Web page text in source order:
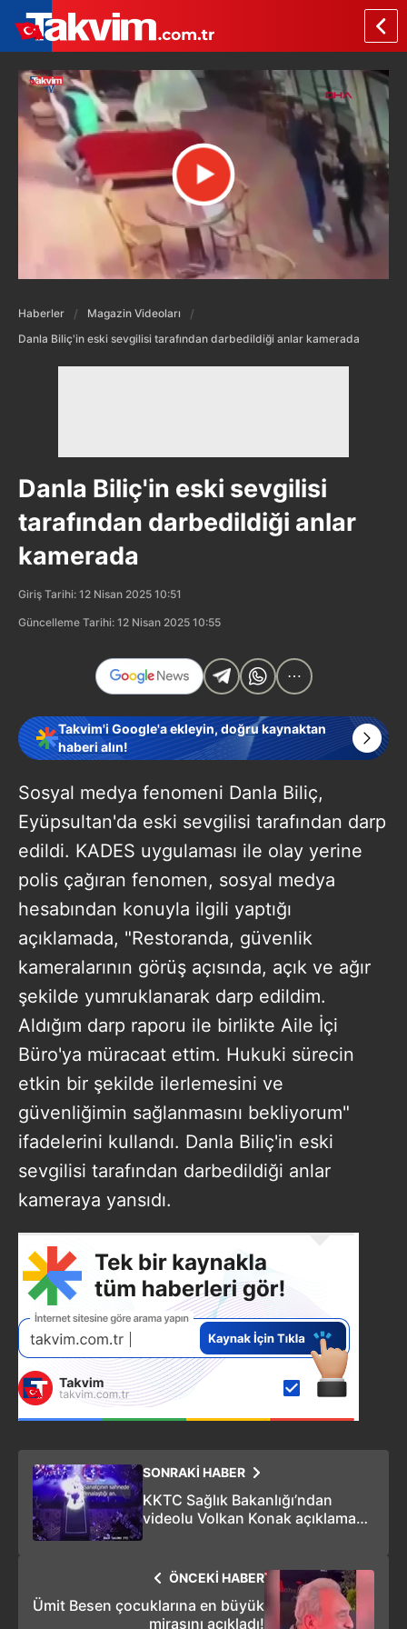
Haberler
Magazin Videoları
Danla Biliç'in eski sevgilisi tarafından darbedildiği anlar kamerada
Danla Biliç'in eski sevgilisi
tarafından darbedildiği anlar
kamerada
Giriş Tarihi: 12 Nisan 2025 10:51
Güncelleme Tarihi: 12 Nisan 2025 10:55
Takvim'i Google'a ekleyin, doğru kaynaktan
haberi alın!
Sosyal medya fenomeni Danla Biliç,
Eyüpsultan'da eski sevgilisi tarafından darp
edildi. KADES uygulaması ile olay yerine
polis çağıran fenomen, sosyal medya
hesabından konuyla ilgili yaptığı
açıklamada, "Restoranda, güvenlik
kameralarının görüş açısında, açık ve ağır
şekilde yumruklanarak darp edildim.
Aldığım darp raporu ile birlikte Aile İçi
Büro'ya müracaat ettim. Hukuki sürecin
etkin bir şekilde ilerlemesini ve
güvenliğimin sağlanmasını bekliyorum"
ifadelerini kullandı. Danla Biliç'in eski
sevgilisi tarafından darbedildiği anlar
kameraya yansıdı.
SONRAKİ HABER
KKTC Sağlık Bakanlığı’ndan
videolu Volkan Konak açıklaması!
ÖNCEKİ HABER
Ümit Besen çocuklarına en büyük
mirasını açıkladı!